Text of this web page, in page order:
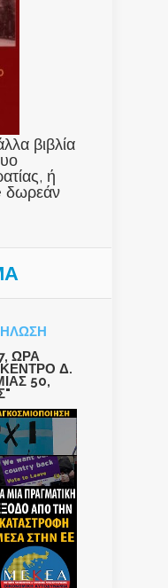
βιβλία
ή
δωρεάν
ΩΡΑ
Δ.
50,